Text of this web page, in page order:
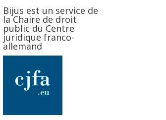
Bijus est un service de
la Chaire de droit
public du Centre
juridique franco-
allemand